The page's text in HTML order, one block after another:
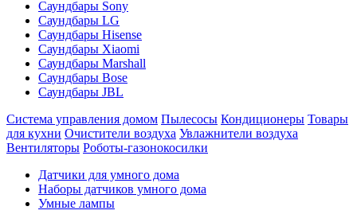
Саундбары Sony
Саундбары LG
Саундбары Hisense
Саундбары Xiaomi
Саундбары Marshall
Саундбары Bose
Саундбары JBL
Система управления домом Пылесосы Кондиционеры Товары
для кухни Очистители воздуха Увлажнители воздуха
Вентиляторы Роботы-газонокосилки
Датчики для умного дома
Наборы датчиков умного дома
Умные лампы